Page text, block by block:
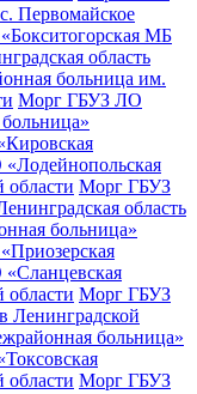
Первомайское
МБ
область
больница им.
Морг ГБУЗ ЛО
области Морг ГБУЗ
область
больница»
области Морг ГБУЗ
Ленинградской
больница»
области Морг ГБУЗ